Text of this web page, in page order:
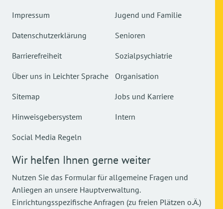
Impressum
Datenschutzerklärung
Barrierefreiheit
Über uns in Leichter Sprache
Sitemap
Hinweisgebersystem
Social Media Regeln
Jugend und Familie
Senioren
Sozialpsychiatrie
Organisation
Jobs und Karriere
Intern
Wir helfen Ihnen gerne weiter
Nutzen Sie das Formular für allgemeine Fragen und
Anliegen an unsere Hauptverwaltung.
Einrichtungsspezifische Anfragen (zu freien Plätzen o.Ä.)